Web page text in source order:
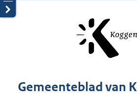
Gemeenteblad van